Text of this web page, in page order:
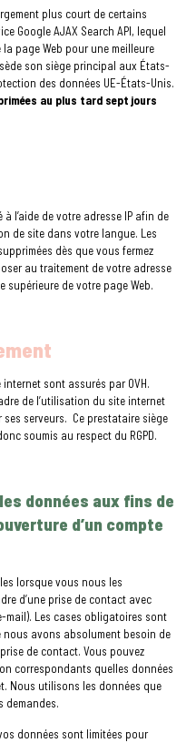
plus court de certains
Google AJAX Search API, lequel
page Web pour une meilleure
son siège principal aux États-
des données UE-États-Unis.
au plus tard sept jours
l’aide de votre adresse IP afin de
de site dans votre langue. Les
dès que vous fermez
au traitement de votre adresse
supérieure de votre page Web.
sont assurés par OVH.
de l’utilisation du site internet
serveurs. Ce prestataire siège
soumis au respect du RGPD.
données aux fins de
d’un compte
lorsque vous nous les
d’une prise de contact avec
Les cases obligatoires sont
nous avons absolument besoin de
de contact. Vous pouvez
correspondants quelles données
Nous utilisons les données que
demandes.
données sont limitées pour